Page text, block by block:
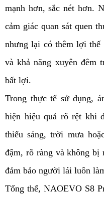
mạnh hơn, sắc nét hơn.
cảm giác quan sát quen
nhưng lại có thêm lợi thế
và khả năng xuyên đêm
bất lợi.
Trong thực tế sử dụng,
hiện hiệu quả rõ rệt khi
thiếu sáng, trời mưa
đậm, rõ ràng và không bị
đảm bảo người lái luôn
Tổng thể, NAOEVO S8